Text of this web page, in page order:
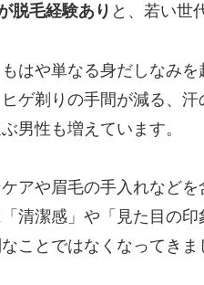
脱毛経験あり と、若い世
はや単なる身だしなみ
ゲ剃りの手間が減る、
男性も増えています。
アや眉毛の手入れなどを
清潔感」や「見た目の
ことではなくなってきま